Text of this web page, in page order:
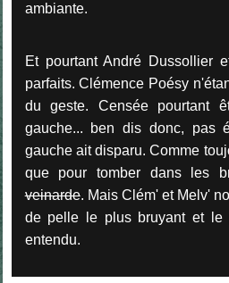
ambiante.
Et pourtant André Dussollier
parfaits. Clémence Poésy
du geste. Censée pourtant
gauche... ben dis donc, pas
gauche ait disparu. Comme
que pour tomber dans les
veinarde. Mais Clém' et Melv'
de pelle le plus bruyant et le
entendu.